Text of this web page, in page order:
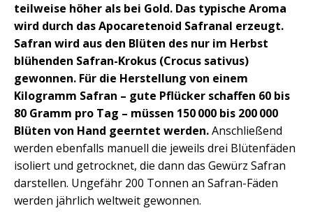
teilweise höher als bei Gold. Das typische Aroma
wird durch das Apocaretenoid Safranal erzeugt.
Safran wird aus den Blüten des nur im Herbst
blühenden Safran-Krokus (Crocus sativus)
gewonnen. Für die Herstellung von einem
Kilogramm Safran – gute Pflücker schaffen 60 bis
80 Gramm pro Tag – müssen 150 000 bis 200 000
Blüten von Hand geerntet werden.Anschließend
werden ebenfalls manuell die jeweils drei Blütenfäden
isoliert und getrocknet, die dann das Gewürz Safran
darstellen. Ungefähr 200 Tonnen an Safran-Fäden
werden jährlich weltweit gewonnen.